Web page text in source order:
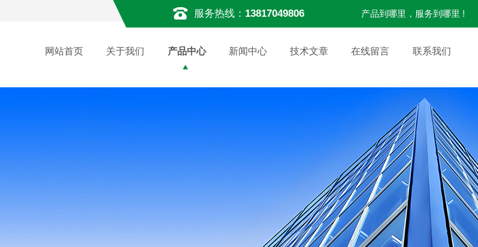
服务热线： 13817049806 产品到哪里，服务到哪里 !
网站首页 关于我们 产品中心 新闻中心 技术文章 在线留言 联系我们